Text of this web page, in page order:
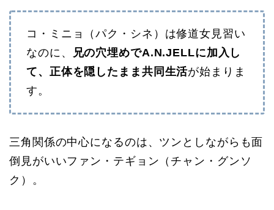
コ・ミニョ（パク・シネ）は修道女見習い
なのに、
兄の穴埋めでA.N.JELLに加入し
て、正体を隠したまま共同生活が始まりま
す。
三角関係の中心になるのは、ツンとしながらも面
倒見がいいファン・テギョン（チャン・グンソ
ク）。